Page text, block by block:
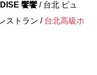
饗饗/ 台北 ビュ
ストラン / 台北高級ホ